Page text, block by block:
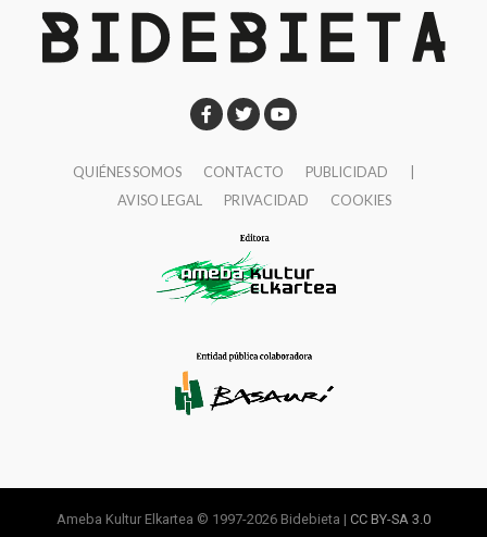
QUIÉNES SOMOS CONTACTO PUBLICIDAD
AVISO LEGAL
PRIVACIDAD COOKIES
Ameba Kultur Elkartea © 1997-2026 Bidebieta | CC BY-SA 3.0